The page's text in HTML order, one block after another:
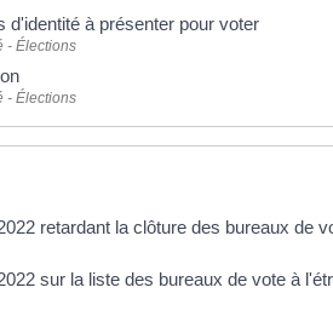
d'identité à présenter pour voter
- Élections
- Élections
retardant la clôture des bureaux de
sur la liste des bureaux de vote à